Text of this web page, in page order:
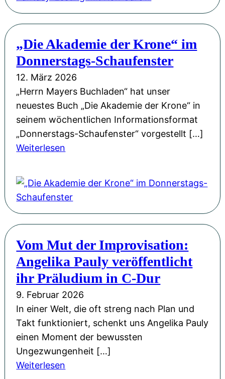
k
m
m
t
i
h
r
e
n
n
S
o
u
n
d
!
n
d
e
n
B
u
c
k
o
w
e
N
a
h
i
c
h
t
e
n
i
h
e
W
e
l
t
e
B
u
c
o
:
M
u
l
t
i
m
e
„Die Akademie der Krone“ im
Donnerstags-Schaufenster
12. März 2026
„Herrn Mayers Buchladen“ hat unser
neuestes Buch „Die Akademie der Krone“ in
seinem wöchentlichen Informationsformat
„Donnerstags-Schaufenster“ vorgestellt […]
Weiterlesen
i
e
a
d
e
m
e
r
K
Vom Mut der Improvisation:
Angelika Pauly veröffentlicht
ihr Präludium in C-Dur
9. Februar 2026
In einer Welt, die oft streng nach Plan und
Takt funktioniert, schenkt uns Angelika Pauly
einen Moment der bewussten
Ungezwungenheit […]
Weiterlesen